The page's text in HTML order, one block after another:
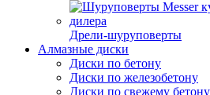
Дрели-шуруповерты
Алмазные диски
Диски по бетону
Диски по железобетону
Диски по свежему бетону